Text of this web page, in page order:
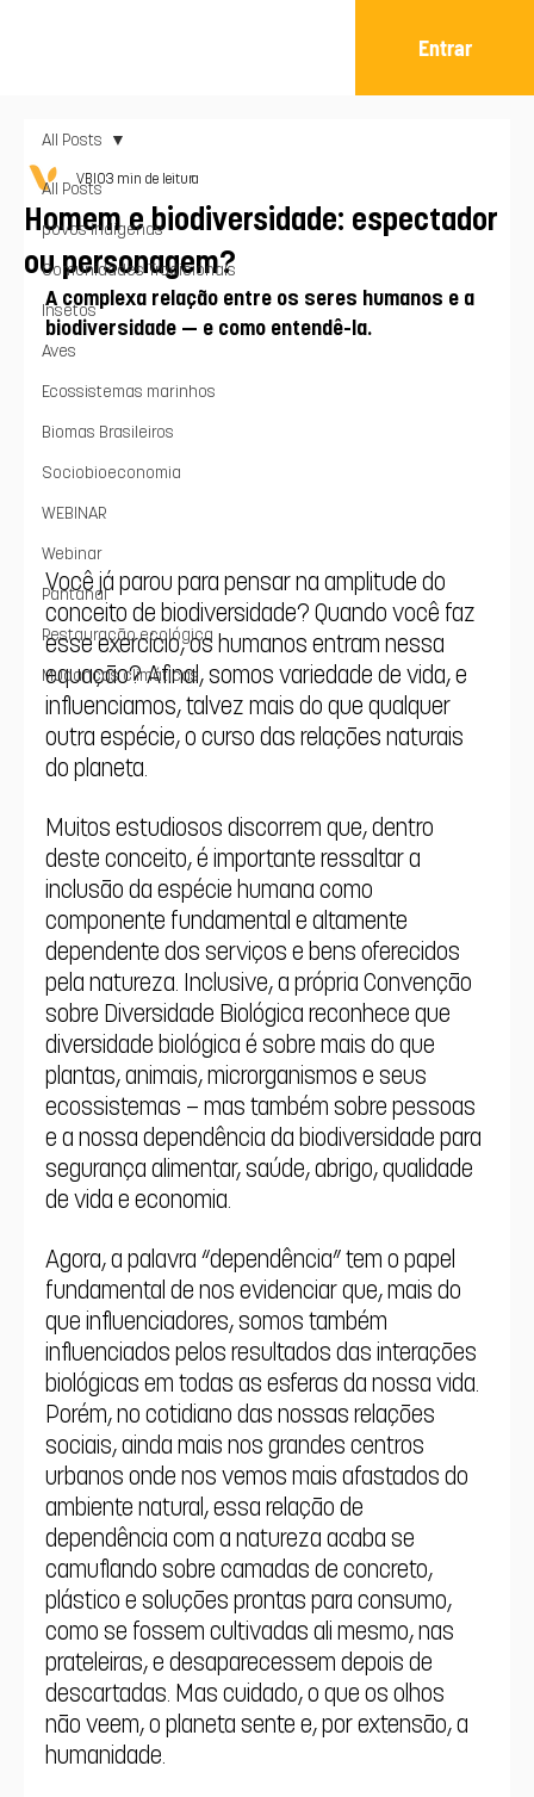
Entrar
All Posts
povos indígenas
Comunidades Tradicionais
Insetos
Aves
Ecossistemas marinhos
Biomas Brasileiros
Sociobioeconomia
WEBINAR
Webinar
Pantanal
Restauração ecológica
Mudanças climáticas
All Posts
Homem e biodiversidade: espectador
ou personagem?
VBIO3 min de leitura
A complexa relação entre os seres humanos e a
biodiversidade — e como entendê-la.
Você já parou para pensar na amplitude do
conceito de biodiversidade? Quando você faz
esse exercício, os humanos entram nessa
equação? Afinal, somos variedade de vida, e
influenciamos, talvez mais do que qualquer
outra espécie, o curso das relações naturais
do planeta.
Muitos estudiosos discorrem que, dentro
deste conceito, é importante ressaltar a
inclusão da espécie humana como
componente fundamental e altamente
dependente dos serviços e bens oferecidos
pela natureza. Inclusive, a própria Convenção
sobre Diversidade Biológica reconhece que
diversidade biológica é sobre mais do que
plantas, animais, microrganismos e seus
ecossistemas – mas também sobre pessoas
e a nossa dependência da biodiversidade para
segurança alimentar, saúde, abrigo, qualidade
de vida e economia.
Agora, a palavra “dependência” tem o papel
fundamental de nos evidenciar que, mais do
que influenciadores, somos também
influenciados pelos resultados das interações
biológicas em todas as esferas da nossa vida.
Porém, no cotidiano das nossas relações
sociais, ainda mais nos grandes centros
urbanos onde nos vemos mais afastados do
ambiente natural, essa relação de
dependência com a natureza acaba se
camuflando sobre camadas de concreto,
plástico e soluções prontas para consumo,
como se fossem cultivadas ali mesmo, nas
prateleiras, e desaparecessem depois de
descartadas. Mas cuidado, o que os olhos
não veem, o planeta sente e, por extensão, a
humanidade.